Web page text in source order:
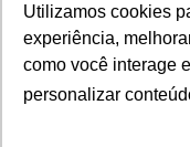
Utilizamos cookies
experiência,
como você interage
personalizar
Conj. 702 –
Centro – CEP
Curitiba – PR